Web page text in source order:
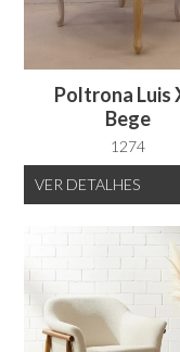
Poltrona Luis
Bege
1274
VER DETALHES